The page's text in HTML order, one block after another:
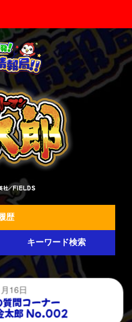
社／FIELDS
歴
キーワード検索
16日
問コーナー
太郎 No.002